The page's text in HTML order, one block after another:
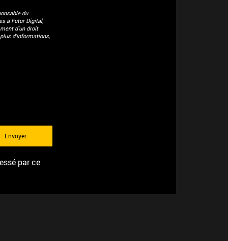
du
à Futur Digital,
d'un droit
d’informations,
par ce